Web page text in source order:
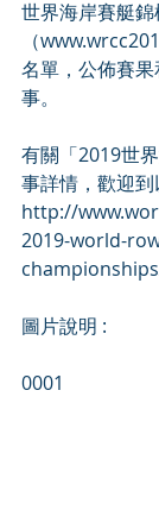
世界海岸賽艇
（
名單，公佈賽
事。
有關「2019世
事詳情，歡迎
http://
2019-world-
圖片說明 :
0001